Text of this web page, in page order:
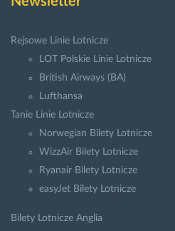
Rejsowe Linie Lotnicze
LOT Polskie Linie Lotnicze
British Airways (BA)
Lufthansa
Tanie Linie Lotnicze
Norwegian Bilety Lotnicze
WizzAir Bilety Lotnicze
Ryanair Bilety Lotnicze
easyJet Bilety Lotnicze
Bilety Lotnicze Anglia